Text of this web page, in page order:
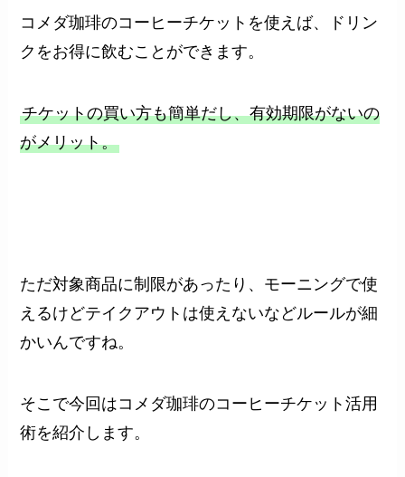
コメダ珈琲のコーヒーチケットを使えば、ドリン
クをお得に飲むことができます。
チケットの買い方も簡単だし、有効期限がないの
がメリット。
ただ対象商品に制限があったり、モーニングで使
えるけどテイクアウトは使えないなどルールが細
かいんですね。
そこで今回はコメダ珈琲のコーヒーチケット活用
術を紹介します。